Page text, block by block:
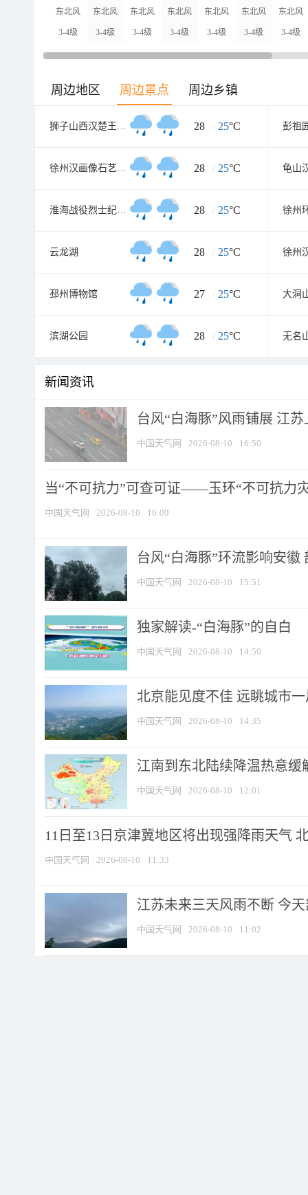
东北风
3-4级
东北风
3-4级
东北风
3-4级
东北风
3-4级
东北风
3-4级
东北风
3-4级
东北风
3-4级
周边地区 周边景点 周边乡镇
狮子山西汉楚王墓(陪葬兵马俑坑 28 / 25°C 彭祖
徐州汉画像石艺术馆北馆 28 / 25°C 龟山
淮海战役烈士纪念塔 28 / 25°C 徐州
云龙湖 28 / 25°C 徐州
邳州博物馆 27 / 25°C 大洞
滨湖公园 28 / 25°C 无名
新闻资讯
台风“白海豚”风雨铺展 江
中国天气网 2026-08-10 16:50
当“不可抗力”可查可证——玉环“不可抗力
中国天气网 2026-08-10 16:09
台风“白海豚”环流影响安
中国天气网 2026-08-10 15:51
​独家解读-“白海豚”的自白
中国天气网 2026-08-10 14:50
北京能见度不佳 远眺城市
中国天气网 2026-08-10 14:35
江南到东北陆续降温热意缓
中国天气网 2026-08-10 12:01
11日至13日京津冀地区将出现强降雨天气
中国天气网 2026-08-10 11:33
江苏未来三天风雨不断 今
中国天气网 2026-08-10 11:02